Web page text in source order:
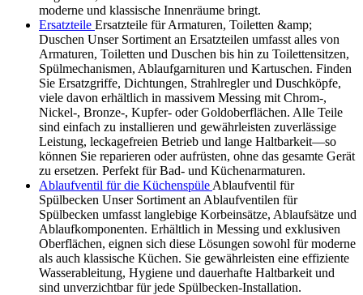
moderne und klassische Innenräume bringt.
Ersatzteile Ersatzteile für Armaturen, Toiletten &amp;
Duschen Unser Sortiment an Ersatzteilen umfasst alles von
Armaturen, Toiletten und Duschen bis hin zu Toilettensitzen,
Spülmechanismen, Ablaufgarnituren und Kartuschen. Finden
Sie Ersatzgriffe, Dichtungen, Strahlregler und Duschköpfe,
viele davon erhältlich in massivem Messing mit Chrom-,
Nickel-, Bronze-, Kupfer- oder Goldoberflächen. Alle Teile
sind einfach zu installieren und gewährleisten zuverlässige
Leistung, leckagefreien Betrieb und lange Haltbarkeit—so
können Sie reparieren oder aufrüsten, ohne das gesamte Gerät
zu ersetzen. Perfekt für Bad- und Küchenarmaturen.
Ablaufventil für die Küchenspüle Ablaufventil für
Spülbecken Unser Sortiment an Ablaufventilen für
Spülbecken umfasst langlebige Korbeinsätze, Ablaufsätze und
Ablaufkomponenten. Erhältlich in Messing und exklusiven
Oberflächen, eignen sich diese Lösungen sowohl für moderne
als auch klassische Küchen. Sie gewährleisten eine effiziente
Wasserableitung, Hygiene und dauerhafte Haltbarkeit und
sind unverzichtbar für jede Spülbecken-Installation.